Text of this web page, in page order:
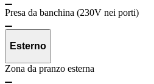
Presa da banchina (230V nei porti)
Esterno
Zona da pranzo esterna